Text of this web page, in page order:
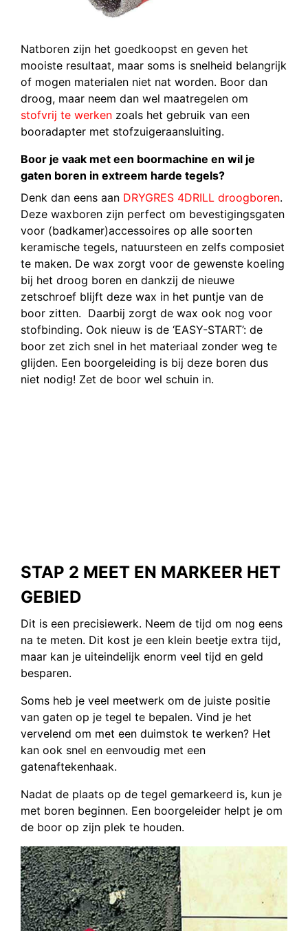
Natboren zijn het goedkoopst en geven het
mooiste resultaat, maar soms is snelheid belangrijk
of mogen materialen niet nat worden. Boor dan
droog, maar neem dan wel maatregelen om
stofvrij te werken zoals het gebruik van een
booradapter met stofzuigeraansluiting.
Boor je vaak met een boormachine en wil je
gaten boren in extreem harde tegels?
Denk dan eens aan DRYGRES 4DRILL droogboren.
Deze waxboren zijn perfect om bevestigingsgaten
voor (badkamer)accessoires op alle soorten
keramische tegels, natuursteen en zelfs composiet
te maken. De wax zorgt voor de gewenste koeling
bij het droog boren en dankzij de nieuwe
zetschroef blijft deze wax in het puntje van de
boor zitten. Daarbij zorgt de wax ook nog voor
stofbinding. Ook nieuw is de ‘EASY-START’: de
boor zet zich snel in het materiaal zonder weg te
glijden. Een boorgeleiding is bij deze boren dus
niet nodig! Zet de boor wel schuin in.
STAP 2 MEET EN MARKEER HET
GEBIED
Dit is een precisiewerk. Neem de tijd om nog eens
na te meten. Dit kost je een klein beetje extra tijd,
maar kan je uiteindelijk enorm veel tijd en geld
besparen.
Soms heb je veel meetwerk om de juiste positie
van gaten op je tegel te bepalen. Vind je het
vervelend om met een duimstok te werken? Het
kan ook snel en eenvoudig met een
gatenaftekenhaak.
Nadat de plaats op de tegel gemarkeerd is, kun je
met boren beginnen. Een boorgeleider helpt je om
de boor op zijn plek te houden.